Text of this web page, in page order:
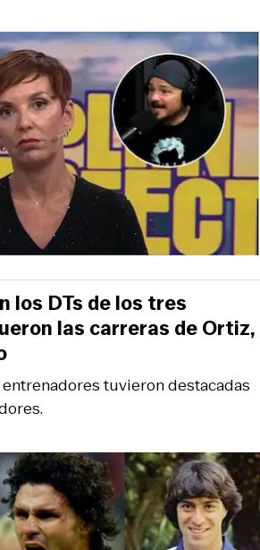
tuvieron destacadas
los DTs de los tres
las carreras de Ortiz,